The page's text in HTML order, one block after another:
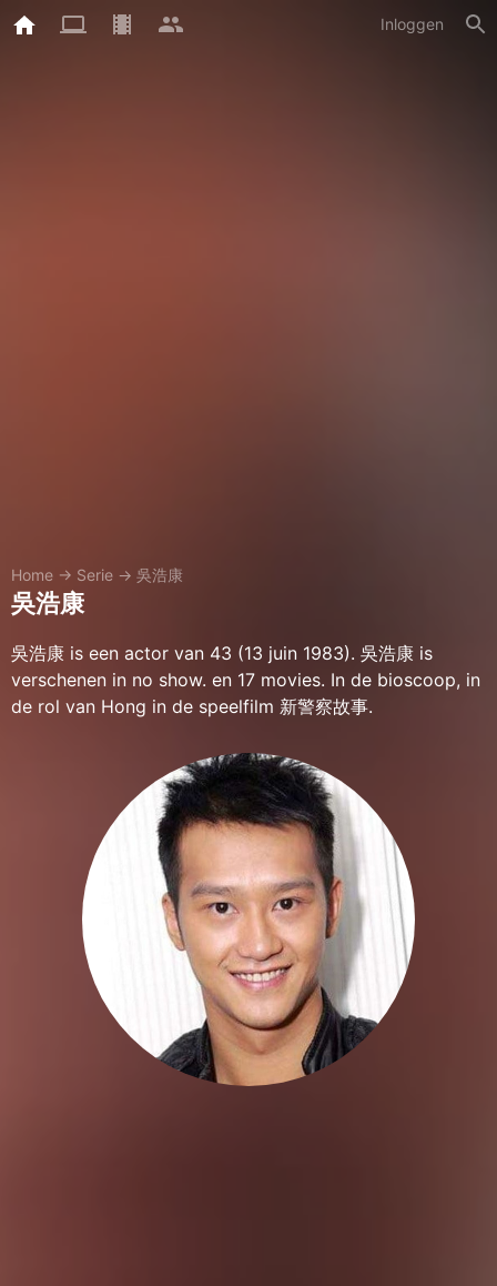
Inloggen
Home → Serie → 吳浩康
吳浩康
吳浩康 is een actor van 43 (13 juin 1983). 吳浩康 is
verschenen in no show. en 17 movies. In de bioscoop, in
de rol van Hong in de speelfilm 新警察故事.